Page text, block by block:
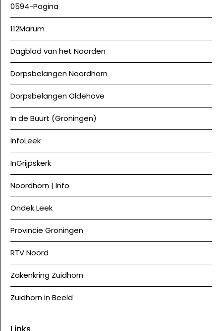
0594-Pagina
112Marum
Dagblad van het Noorden
Dorpsbelangen Noordhorn
Dorpsbelangen Oldehove
In de Buurt (Groningen)
InfoLeek
InGrijpskerk
Noordhorn | Info
Ondek Leek
Provincie Groningen
RTV Noord
Zakenkring Zuidhorn
Zuidhorn in Beeld